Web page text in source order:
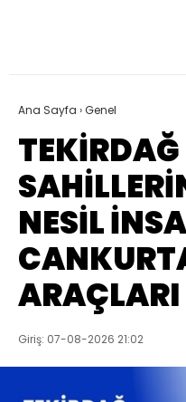
Ana Sayfa ›Genel
TEKİRDAĞ
NESİL
ARAÇLARI
Giriş: 07-08-2026 21:02